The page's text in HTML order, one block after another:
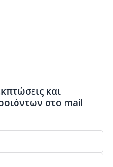
και
στο mail